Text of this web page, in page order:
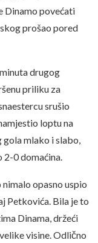
Dinamo povećati
prošao pored
drugog
priliku za
srušio
loptu na
mlako i slabo,
2-0 domaćina.
opasno uspio
Petkovića. Bila je to
Dinama, držeći
visine. Odlično